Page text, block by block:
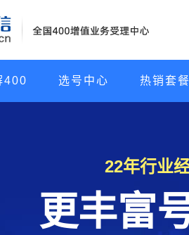
400 选号中心 热销套餐
22年行业
更丰富